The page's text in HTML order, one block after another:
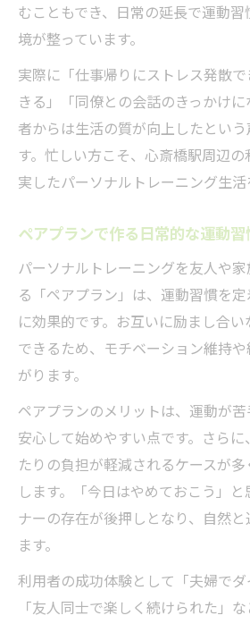
むこともでき、日常の延長で運動
境が整っています。
実際に「仕事帰りにストレス発散
きる」「同僚との会話のきっかけ
者からは生活の質が向上したとい
す。忙しい方こそ、心斎橋駅周辺
実したパーソナルトレーニング生活
ペアプランで作る日常的な運動習
パーソナルトレーニングを友人や
る「ペアプラン」は、運動習慣を
に効果的です。お互いに励まし合
できるため、モチベーション維持
がります。
ペアプランのメリットは、運動が
安心して始めやすい点です。さら
たりの負担が軽減されるケースが
します。「今日はやめておこう」
ナーの存在が後押しとなり、自然
ます。
利用者の成功体験として「夫婦でダ
「友人同士で楽しく続けられた」